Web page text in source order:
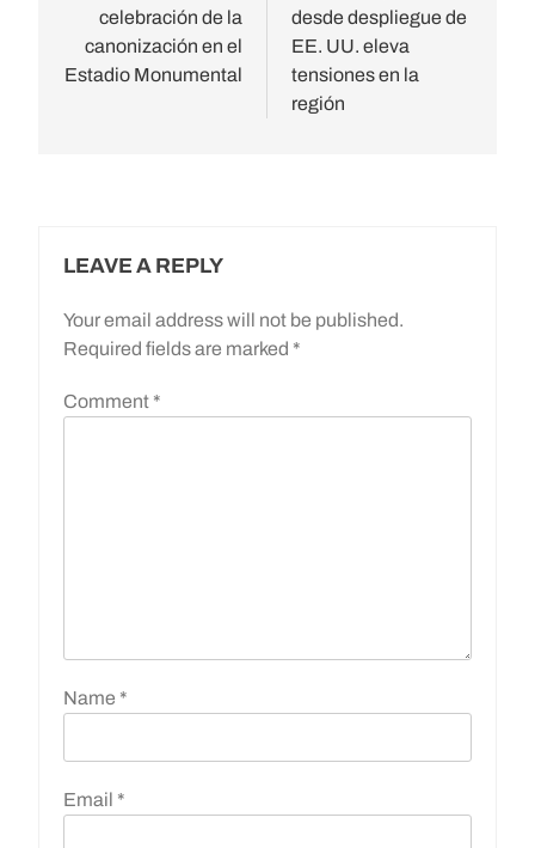
celebración de la
canonización en el
Estadio Monumental
desde despliegue de
EE. UU. eleva
tensiones en la
región
LEAVE A REPLY
Your email address will not be published.
Required fields are marked *
Comment *
Name *
Email *